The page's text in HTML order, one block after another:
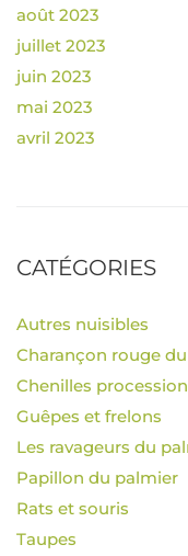
août 2023
juillet 2023
juin 2023
mai 2023
avril 2023
CATÉGORIES
Autres nuisibles
Charançon rouge
Chenilles
Guêpes et frelons
Les ravageurs du
Papillon du palmier
Rats et souris
Taupes